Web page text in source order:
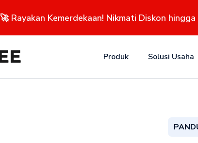
🚀 Rayakan Kemerdekaan! Nikmati Diskon
Produk Solusi Usaha